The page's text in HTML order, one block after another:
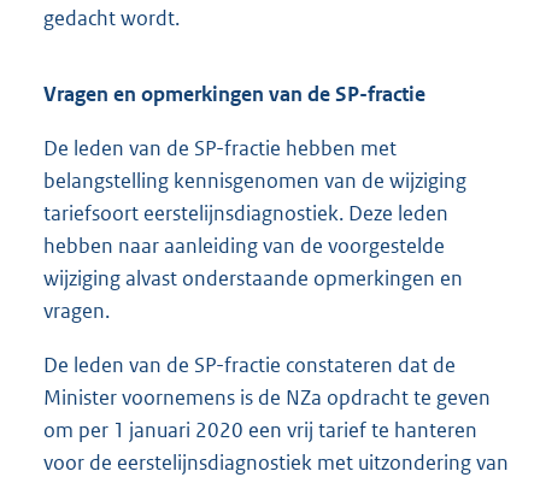
gedacht wordt.
Vragen en opmerkingen van de SP-fractie
De leden van de SP-fractie hebben met
belangstelling kennisgenomen van de wijziging
tariefsoort eerstelijnsdiagnostiek. Deze leden
hebben naar aanleiding van de voorgestelde
wijziging alvast onderstaande opmerkingen en
vragen.
De leden van de SP-fractie constateren dat de
Minister voornemens is de NZa opdracht te geven
om per 1 januari 2020 een vrij tarief te hanteren
voor de eerstelijnsdiagnostiek met uitzondering van